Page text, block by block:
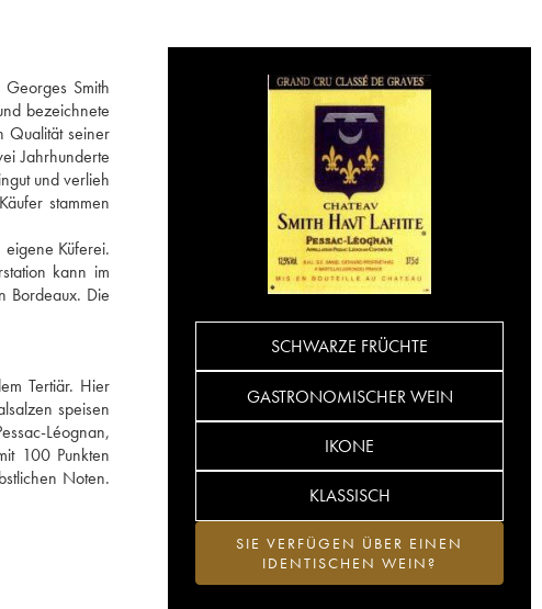
Smith
bezeichnete
Qualität seiner
Jahrhunderte
und verlieh
stammen
Küferei.
kann im
Bordeaux. Die
Tertiär. Hier
speisen
Léognan,
100 Punkten
Noten.
SCHWARZE FRÜCHTE
GASTRONOMISCHER WEIN
IKONE
KLASSISCH
SIE VERFÜGEN ÜBER EINEN
IDENTISCHEN WEIN?